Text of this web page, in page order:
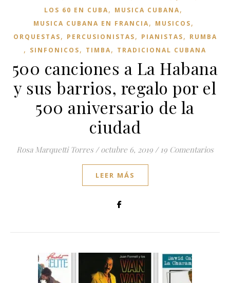
LOS 60 EN CUBA, MUSICA CUBANA,
MUSICA CUBANA EN FRANCIA, MUSICOS,
ORQUESTAS, PERCUSIONISTAS, PIANISTAS, RUMBA
, SINFONICOS, TIMBA, TRADICIONAL CUBANA
500 canciones a La Habana
y sus barrios, regalo por el
500 aniversario de la
ciudad
Rosa Marquetti Torres / octubre 6, 2019 / 19 Comentarios
LEER MÁS